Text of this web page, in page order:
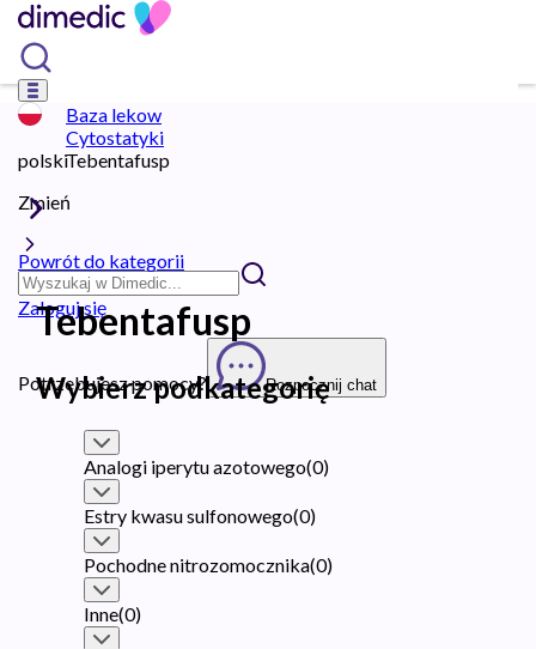
polski
Zmień
Zaloguj się
Potrzebujesz pomocy? Rozpocznij chat
Baza lekow
Cytostatyki
Tebentafusp
Powrót do kategorii
Tebentafusp
Wybierz podkategorię
Analogi iperytu azotowego(0)
Estry kwasu sulfonowego(0)
Pochodne nitrozomocznika(0)
Inne(0)